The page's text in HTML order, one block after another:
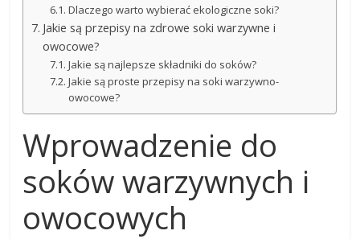
Dlaczego warto wybierać ekologiczne soki?
Jakie są przepisy na zdrowe soki warzywne i
owocowe?
Jakie są najlepsze składniki do soków?
Jakie są proste przepisy na soki warzywno-
owocowe?
Wprowadzenie do
soków warzywnych i
owocowych